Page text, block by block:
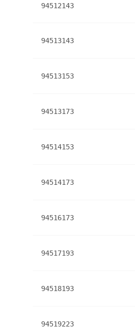
94512143
94513143
94513153
94513173
94514153
94514173
94516173
94517193
94518193
94519223